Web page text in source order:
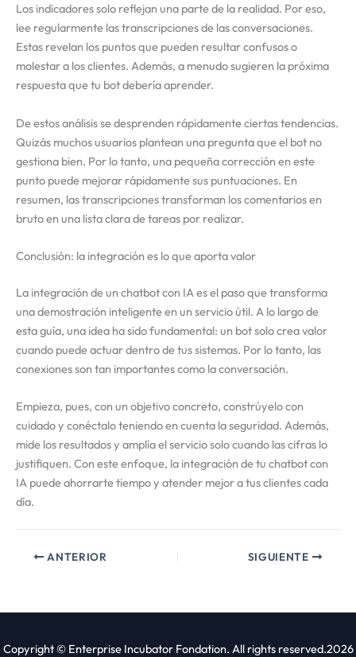
Los indicadores solo reflejan una parte de la realidad. Por eso,
lee regularmente las transcripciones de las conversaciones.
Estas revelan los puntos que pueden resultar confusos o
molestar a los clientes. Además, a menudo sugieren la próxima
respuesta que tu bot debería aprender.
De estos análisis se desprenden rápidamente ciertas tendencias.
Quizás muchos usuarios plantean una pregunta que el bot no
gestiona bien. Por lo tanto, una pequeña corrección en este
punto puede mejorar rápidamente sus puntuaciones. En
resumen, las transcripciones transforman los comentarios en
bruto en una lista clara de tareas por realizar.
Conclusión: la integración es lo que aporta valor
La integración de un chatbot con IA es el paso que transforma
una demostración inteligente en un servicio útil. A lo largo de
esta guía, una idea ha sido fundamental: un bot solo crea valor
cuando puede actuar dentro de tus sistemas. Por lo tanto, las
conexiones son tan importantes como la conversación.
Empieza, pues, con un objetivo concreto, constrúyelo con
cuidado y conéctalo teniendo en cuenta la seguridad. Además,
mide los resultados y amplía el servicio solo cuando las cifras lo
justifiquen. Con este enfoque, la integración de tu chatbot con
IA puede ahorrarte tiempo y atender mejor a tus clientes cada
día.
ANTERIOR SIGUIENTE
Copyright © Enterprise Incubator Fondation. All rights reserved.2026